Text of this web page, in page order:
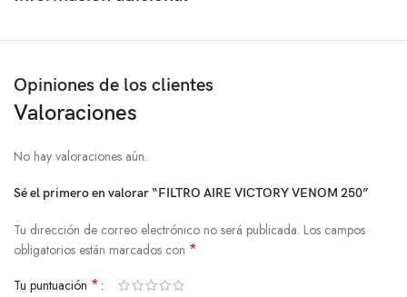
Opiniones de los clientes
Valoraciones
No hay valoraciones aún.
Sé el primero en valorar “FILTRO AIRE VICTORY VENOM 250”
Tu dirección de correo electrónico no será publicada. Los campos
obligatorios están marcados con *
Tu puntuación *